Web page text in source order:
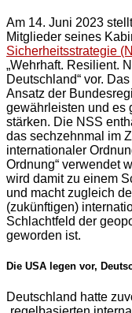
Am 14. Juni 2023
Mitglieder seines
Sicherheitsstrategie
„Wehrhaft. Resilient.
Deutschland“ vor.
Ansatz der
gewährleisten und es
stärken. Die NSS
das sechzehnmal im
internationaler
Ordnung“ verwendet
wird damit zu einem
und macht zugleich
(zukünftigen)
Schlachtfeld der
geworden ist.
Die USA legen vor,
Deutschland hatte